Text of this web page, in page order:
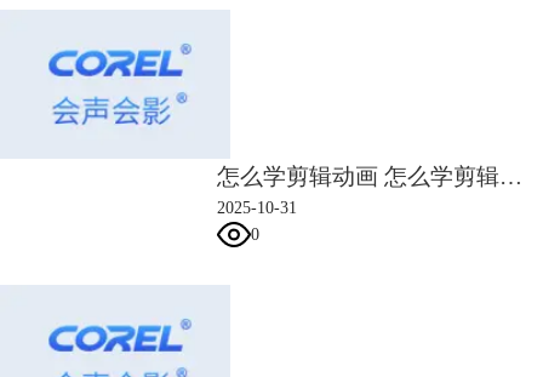
6.经过背景处理后，难看的黑边就被处理了，效果非常不错。
拿到一段视频素材和图片素材之后，想要做出满意的视频，我们只需要一
款好用的剪辑软件和一份条理清晰的视频大纲。一份好的视频，除了必要
怎么学剪辑动画 怎么学剪辑技巧
2025-10-31
0